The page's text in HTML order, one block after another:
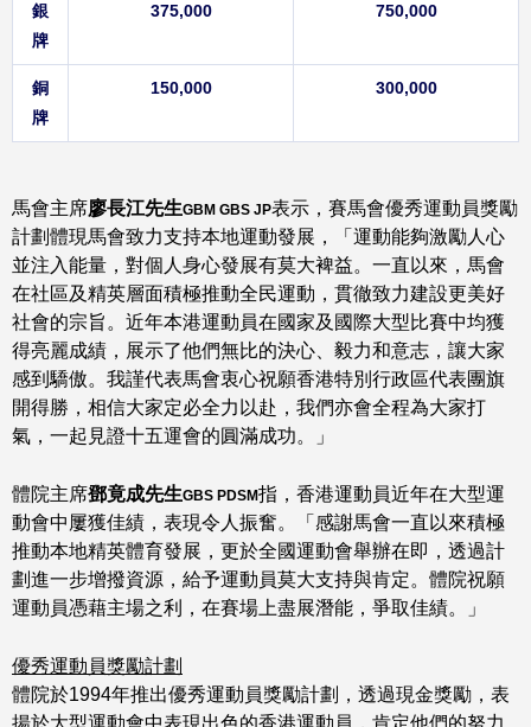
銀
牌
375,000 750,000
銅
牌
150,000 300,000
馬會主席廖長江先生GBM GBS JP表示，賽馬會優秀運動員獎勵
計劃體現馬會致力支持本地運動發展，「運動能夠激勵人心
並注入能量，對個人身心發展有莫大裨益。一直以來，馬會
在社區及精英層面積極推動全民運動，貫徹致力建設更美好
社會的宗旨。近年本港運動員在國家及國際大型比賽中均獲
得亮麗成績，展示了他們無比的決心、毅力和意志，讓大家
感到驕傲。我謹代表馬會衷心祝願香港特別行政區代表團旗
開得勝，相信大家定必全力以赴，我們亦會全程為大家打
氣，一起見證十五運會的圓滿成功。」
體院主席鄧竟成先生GBS PDSM指，香港運動員近年在大型運
動會中屢獲佳績，表現令人振奮。「感謝馬會一直以來積極
推動本地精英體育發展，更於全國運動會舉辦在即，透過計
劃進一步增撥資源，給予運動員莫大支持與肯定。體院祝願
運動員憑藉主場之利，在賽場上盡展潛能，爭取佳績。」
優秀運動員獎勵計劃
體院於1994年推出優秀運動員獎勵計劃，透過現金獎勵，表
揚於大型運動會中表現出色的香港運動員，肯定他們的努力